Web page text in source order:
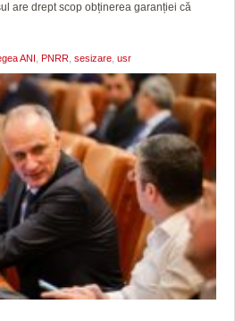
are drept scop obținerea garanției că
ANI PNRR sesizare usr